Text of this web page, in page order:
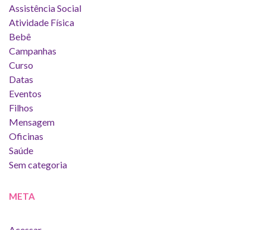
Assistência Social
Atividade Física
Bebê
Campanhas
Curso
Datas
Eventos
Filhos
Mensagem
Oficinas
Saúde
Sem categoria
META